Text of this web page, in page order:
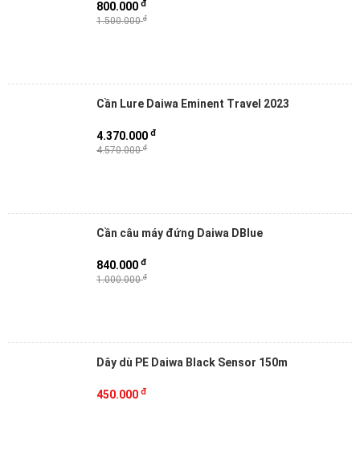
1.500.000đ
800.000 đ
Cần Lure Daiwa Eminent Travel 2023
4.570.000đ
4.370.000 đ
Cần câu máy đứng Daiwa DBlue
1.000.000đ
840.000 đ
Dây dù PE Daiwa Black Sensor 150m
450.000 đ